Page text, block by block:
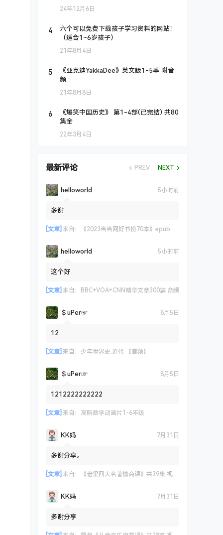
24年12月6日
4
六个可以免费下载孩子学习资料的网站！
（适合1~6岁孩子）
21年8月4日
5
《亚克迪YakkaDee》英文版1-5季 附音
频
21年8月8日
6
《爆笑中国历史》 第1-4部(已完结) 共80
集全
22年3月4日
最新评论 PREV NEXT
helloworld 5小时前
多谢
[文章] 来自： 《2023当当网好书榜70本》epub+azw3+mobi格式
helloworld 5小时前
这个好
[文章] 来自： BBC+VOA+CNN精华文章300篇 音频
＄uΡer☞ 8月5日
12
[文章] 来自： 少年世界史.近代 【音频】
＄uΡer☞ 8月5日
1212222222222
[文章] 来自： 高斯数学动画片1-6年级
KK妈 7月31日
多谢分享。
[文章] 来自： 《老梁四大名著情商课》共39集 视频课程
KK妈 7月31日
多谢分享